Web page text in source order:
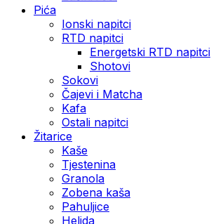
Pića
Ionski napitci
RTD napitci
Energetski RTD napitci
Shotovi
Sokovi
Čajevi i Matcha
Kafa
Ostali napitci
Žitarice
Kaše
Tjestenina
Granola
Zobena kaša
Pahuljice
Heljda